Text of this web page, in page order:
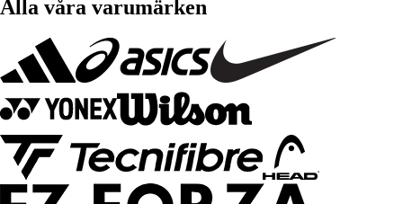
Alla våra varumärken